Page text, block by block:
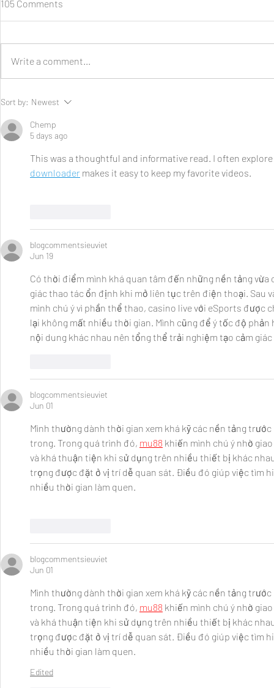
Baterai Mobil Soak? Ini Cara
Jumper Aki yang Benar dan
Aman
105 Comments
Write a comment...
Sort by: Newest
Chemp
5 days ago
This was a thoughtful and informative read. I often
downloader makes it easy to keep my favorite videos.
blogcommentsieuviet
Jun 19
Có thời điểm mình khá quan tâm đến những nền tảng
giác thao tác ổn định khi mở liên tục trên điện thoại. Sau
mình chú ý vì phần thể thao, casino live với eSports được
lại không mất nhiều thời gian. Mình cũng để ý tốc độ
nội dung khác nhau nên tổng thể trải nghiệm tạo cảm
blogcommentsieuviet
Jun 01
Mình thường dành thời gian xem khá kỹ các nền tảng
trong. Trong quá trình đó, mu88 khiến mình chú ý nhờ
và khá thuận tiện khi sử dụng trên nhiều thiết bị khác
trọng được đặt ở vị trí dễ quan sát. Điều đó giúp việc tìm
nhiều thời gian làm quen.
blogcommentsieuviet
Jun 01
Mình thường dành thời gian xem khá kỹ các nền tảng
trong. Trong quá trình đó, mu88 khiến mình chú ý nhờ
và khá thuận tiện khi sử dụng trên nhiều thiết bị khác
trọng được đặt ở vị trí dễ quan sát. Điều đó giúp việc tìm
nhiều thời gian làm quen.
Edited